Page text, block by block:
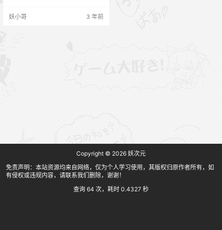
妖小哥 3 年前
Copyright © 2026 妖次元
免责声明：本站资源均来自网络，仅为个人学习使用，其版权归原作者所有，如
有侵权或违规内容，请联系我们删除，谢谢！
查询 64 次，耗时 0.4327 秒